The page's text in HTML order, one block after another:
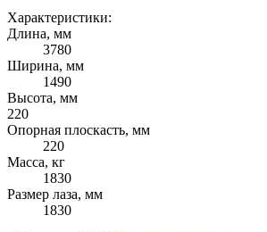
Характеристики:
Длина, мм
3780
Ширина, мм
1490
Высота, мм
220
Опорная плоскасть, мм
220
Масса, кг
1830
Размер лаза, мм
1830